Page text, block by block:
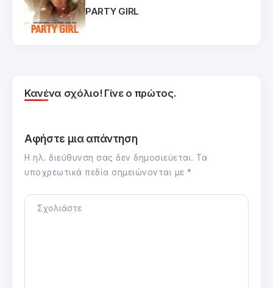
PARTY GIRL
Κανένα σχόλιο! Γίνε ο πρώτος.
Αφήστε μια απάντηση
Η ηλ. διεύθυνση σας δεν δημοσιεύεται. Τα
υποχρεωτικά πεδία σημειώνονται με *